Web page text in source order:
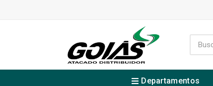
Departamentos